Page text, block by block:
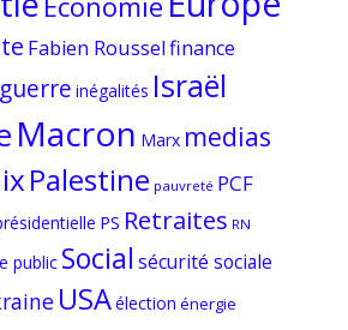
Fabien Rousselfinance
guerre inégalités Israël
Macron Marx medias
Palestine pauvreté PCF
PS Retraites RN
public Social sécurité sociale
USAélection énergie